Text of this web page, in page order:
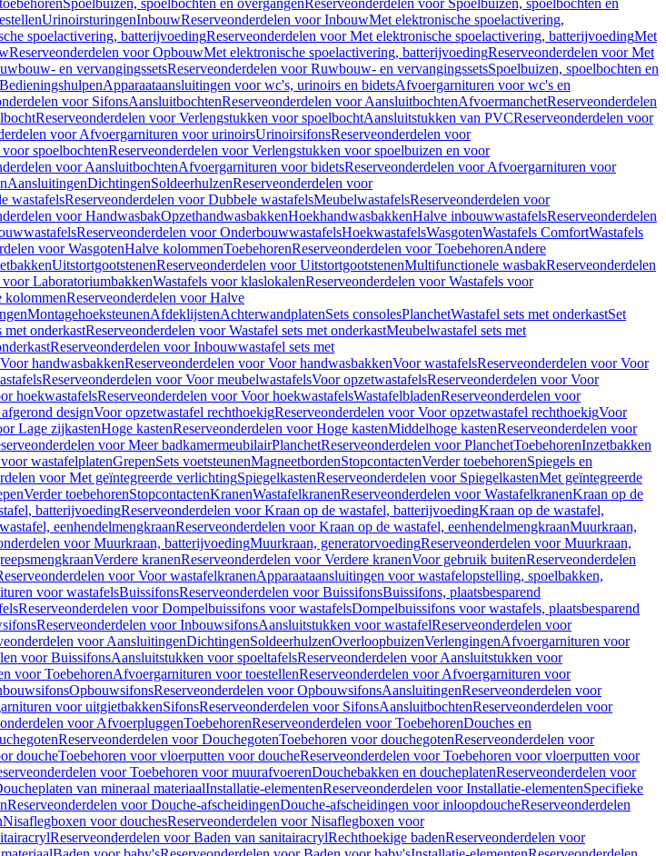
Spoelbuizen, spoelbochten en overgangenReserveonderdelen voor Spoelbuizen, spoelbochten en
UrinoirsturingenInbouwReserveonderdelen voor InbouwMet elektronische spoelactivering,
spoelactivering, batterijvoedingReserveonderdelen voor Met elektronische spoelactivering, batterijvoedingMet
Reserveonderdelen voor OpbouwMet elektronische spoelactivering, batterijvoedingReserveonderdelen voor Met
en vervangingssetsReserveonderdelen voor Ruwbouw- en vervangingssetsSpoelbuizen, spoelbochten en
BedieningshulpenApparaataansluitingen voor wc's, urinoirs en bidetsAfvoergarnituren voor wc's en
voor SifonsAansluitbochtenReserveonderdelen voor AansluitbochtenAfvoermanchetReserveonderdelen
Reserveonderdelen voor Verlengstukken voor spoelbochtAansluitstukken van PVCReserveonderdelen voor
voor Afvoergarnituren voor urinoirsUrinoirsifonsReserveonderdelen voor
spoelbochtenReserveonderdelen voor Verlengstukken voor spoelbuizen en voor
voor AansluitbochtenAfvoergarnituren voor bidetsReserveonderdelen voor Afvoergarnituren voor
AansluitingenDichtingenSoldeerhulzenReserveonderdelen voor
wastafelsReserveonderdelen voor Dubbele wastafelsMeubelwastafelsReserveonderdelen voor
voor HandwasbakOpzethandwasbakkenHoekhandwasbakkenHalve inbouwwastafelsReserveonderdelen
Reserveonderdelen voor OnderbouwwastafelsHoekwastafelsWasgotenWastafels ComfortWastafels
voor WasgotenHalve kolommenToebehorenReserveonderdelen voor ToebehorenAndere
UitstortgootstenenReserveonderdelen voor UitstortgootstenenMultifunctionele wasbakReserveonderdelen
voor LaboratoriumbakkenWastafels voor klaslokalenReserveonderdelen voor Wastafels voor
kolommenReserveonderdelen voor Halve
MontagehoeksteunenAfdeklijstenAchterwandplatenSets consolesPlanchetWastafel sets met onderkastSet
met onderkastReserveonderdelen voor Wastafel sets met onderkastMeubelwastafel sets met
Reserveonderdelen voor Inbouwwastafel sets met
Voor handwasbakkenReserveonderdelen voor Voor handwasbakkenVoor wastafelsReserveonderdelen voor Voor
Reserveonderdelen voor Voor meubelwastafelsVoor opzetwastafelsReserveonderdelen voor Voor
hoekwastafelsReserveonderdelen voor Voor hoekwastafelsWastafelbladenReserveonderdelen voor
designVoor opzetwastafel rechthoekigReserveonderdelen voor Voor opzetwastafel rechthoekigVoor
Lage zijkastenHoge kastenReserveonderdelen voor Hoge kastenMiddelhoge kastenReserveonderdelen voor
voor Meer badkamermeubilairPlanchetReserveonderdelen voor PlanchetToebehorenInzetbakken
wastafelplatenGrepenSets voetsteunenMagneetbordenStopcontactenVerder toebehorenSpiegels en
voor Met geïntegreerde verlichtingSpiegelkastenReserveonderdelen voor SpiegelkastenMet geïntegreerde
Verder toebehorenStopcontactenKranenWastafelkranenReserveonderdelen voor WastafelkranenKraan op de
batterijvoedingReserveonderdelen voor Kraan op de wastafel, batterijvoedingKraan op de wastafel,
eenhendelmengkraanReserveonderdelen voor Kraan op de wastafel, eenhendelmengkraanMuurkraan,
voor Muurkraan, batterijvoedingMuurkraan, generatorvoedingReserveonderdelen voor Muurkraan,
Verdere kranenReserveonderdelen voor Verdere kranenVoor gebruik buitenReserveonderdelen
voor Voor wastafelkranenApparaataansluitingen voor wastafelopstelling, spoelbakken,
voor wastafelsBuissifonsReserveonderdelen voor BuissifonsBuissifons, plaatsbesparend
Reserveonderdelen voor Dompelbuissifons voor wastafelsDompelbuissifons voor wastafels, plaatsbesparend
Reserveonderdelen voor InbouwsifonsAansluitstukken voor wastafelReserveonderdelen voor
voor AansluitingenDichtingenSoldeerhulzenOverloopbuizenVerlengingenAfvoergarnituren voor
voor BuissifonsAansluitstukken voor spoeltafelsReserveonderdelen voor Aansluitstukken voor
voor ToebehorenAfvoergarnituren voor toestellenReserveonderdelen voor Afvoergarnituren voor
OpbouwsifonsReserveonderdelen voor OpbouwsifonsAansluitingenReserveonderdelen voor
voor uitgietbakkenSifonsReserveonderdelen voor SifonsAansluitbochtenReserveonderdelen voor
voor AfvoerpluggenToebehorenReserveonderdelen voor ToebehorenDouches en
Reserveonderdelen voor DouchegotenToebehoren voor douchegotenReserveonderdelen voor
doucheToebehoren voor vloerputten voor doucheReserveonderdelen voor Toebehoren voor vloerputten voor
voor Toebehoren voor muurafvoerenDouchebakken en doucheplatenReserveonderdelen voor
van mineraal materiaalInstallatie-elementenReserveonderdelen voor Installatie-elementenSpecifieke
Reserveonderdelen voor Douche-afscheidingenDouche-afscheidingen voor inloopdoucheReserveonderdelen
Nisaflegboxen voor douchesReserveonderdelen voor Nisaflegboxen voor
Reserveonderdelen voor Baden van sanitairacrylRechthoekige badenReserveonderdelen voor